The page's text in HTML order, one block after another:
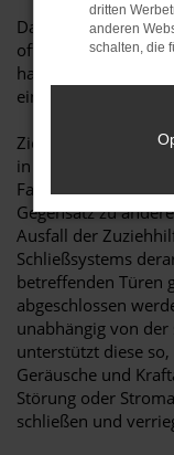
Da das schöne
oftmals durch
haben wir die
einer Lösung des
Zielsetzung war es,
in das bestehende
Fahrzeugs
Gegensatz zu
Ausfall der
Schließsystems
betreffenden Türen
abgeschlossen
unabhängig von
unterstützt diese
Geräusche und
Störung oder
schließen und
dritten
anderen
schalten, die